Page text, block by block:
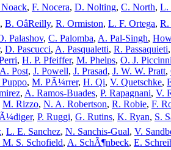
, F. Nocera, D. Nolting, C. North, L.
, B. OâReilly, R. Ormiston, L. F. Ortega, R.
Palashov, C. Palomba, A. Pal-Singh,
, D. Pascucci, A. Pasqualetti, R. Passaquieti,
, H. P. Pfeiffer, M. Phelps, O. J. Piccinni
A. Post, J. Powell, J. Prasad, J. W. W. Pratt,
Puppo, M. PÃ¼rrer, H. Qi, V. Quetschke,
, A. Ramos-Buades, P. Rapagnani, V.
M. Rizzo, N. A. Robertson, R. Robie, F.
, P. Ruggi, G. Rutins, K. Ryan, S.
, L. E. Sanchez, N. Sanchis-Gual, V.
M. S. Schofield, A. SchÃ¶nbeck, E.